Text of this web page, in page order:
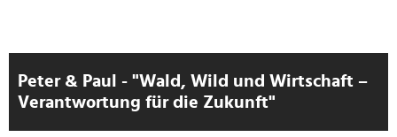
Peter & Paul - "Wald, Wild und Wirtschaft –
Verantwortung für die Zukunft"